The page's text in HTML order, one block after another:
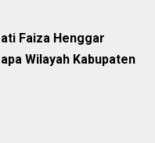
Faiza Henggar
Wilayah Kabupaten